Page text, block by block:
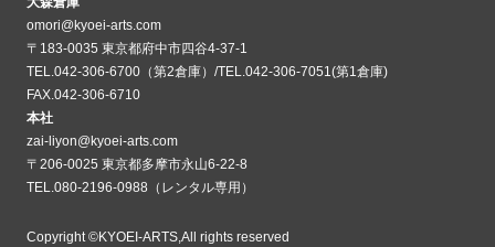
omori@kyoei-arts.com
〒183-0035 東京都府中市四谷4-37-1
TEL.042-306-6700（第2倉庫）/TEL.042-306-7051(第1倉庫)
FAX.042-306-6710
本社
zai-liyon@kyoei-arts.com
〒206-0025 東京都多摩市永山6-22-8
TEL.080-2196-0988（レンタル専用）
Copyright ©KYOEI-ARTS,All rights reserved